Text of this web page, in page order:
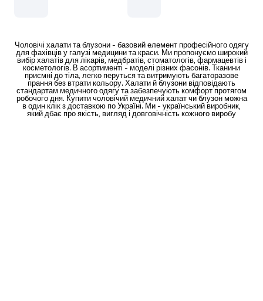
Чоловічі халати та блузони - базовий елемент професійного одягу
для фахівців у галузі медицини та краси. Ми пропонуємо широкий
вибір халатів для лікарів, медбратів, стоматологів, фармацевтів і
косметологів. В асортименті - моделі різних фасонів. Тканини
приємні до тіла, легко перуться та витримують багаторазове
прання без втрати кольору. Халати й блузони відповідають
стандартам медичного одягу та забезпечують комфорт протягом
робочого дня. Купити чоловічий медичний халат чи блузон можна
в один клік з доставкою по Україні. Ми - український виробник,
який дбає про якість, вигляд і довговічність кожного виробу